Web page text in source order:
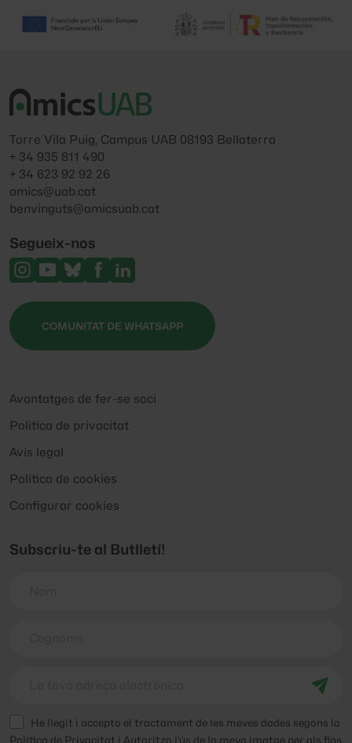
Torre Vila Puig, Campus UAB 08193 Bellaterra
+ 34 935 811 490
+ 34 623 92 92 26
amics@uab.cat
benvinguts@amicsuab.cat
Segueix-nos
COMUNITAT DE WHATSAPP
Avantatges de fer-se soci
Politica de privacitat
Avís legal
Politica de cookies
Configurar cookies
Subscriu-te al Butlletí!
He llegit i accepto el tractament de les meves dades segons la
Política de Privacitat i Autoritzo l'ús de la meva imatge per als fins